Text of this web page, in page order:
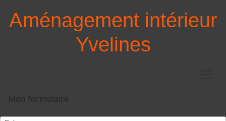
Aménagement intérieur
Yvelines
Mon formulaire